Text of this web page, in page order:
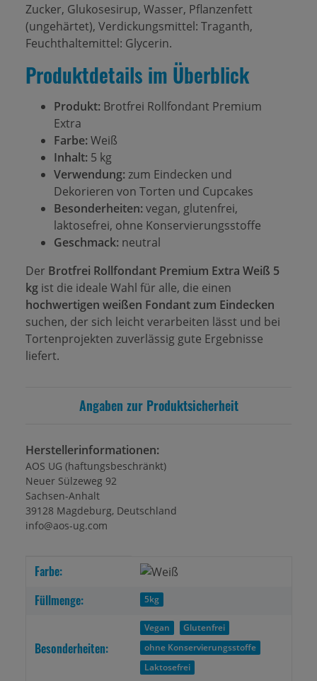
Zucker, Glukosesirup, Wasser, Pflanzenfett
(ungehärtet), Verdickungsmittel: Traganth,
Feuchthaltemittel: Glycerin.
Produktdetails im Überblick
Produkt: Brotfrei Rollfondant Premium
Extra
Farbe:Weiß
Inhalt: 5 kg
Verwendung:zum Eindecken und
Dekorieren von Torten und Cupcakes
Besonderheiten:vegan, glutenfrei,
laktosefrei, ohne Konservierungsstoffe
Geschmack: neutral
Der Brotfrei Rollfondant Premium Extra Weiß 5
kg ist die ideale Wahl für alle, die einen
hochwertigen weißen Fondant zum Eindecken
suchen, der sich leicht verarbeiten lässt und bei
Tortenprojekten zuverlässig gute Ergebnisse
liefert.
Angaben zur Produktsicherheit
Herstellerinformationen:
AOS UG (haftungsbeschränkt)
Neuer Sülzeweg 92
Sachsen-Anhalt
39128 Magdeburg, Deutschland
info@aos-ug.com
Produkteigenschaft
Wert
Farbe:
Füllmenge:
5kg
Besonderheiten:
Vegan
Glutenfrei
ohne Konservierungsstoffe
Laktosefrei